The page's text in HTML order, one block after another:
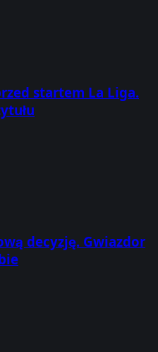
startem La Liga.
decyzję. Gwiazdor